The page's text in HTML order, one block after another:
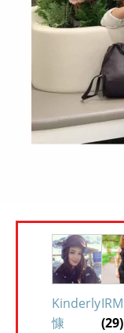
Kinderly
慷
IRM
(29)